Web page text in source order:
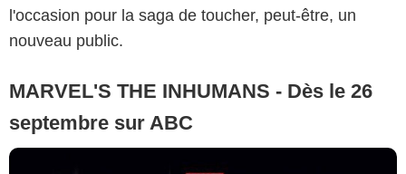
l'occasion pour la saga de toucher, peut-être, un
nouveau public.
MARVEL'S THE INHUMANS - Dès le 26
septembre sur ABC